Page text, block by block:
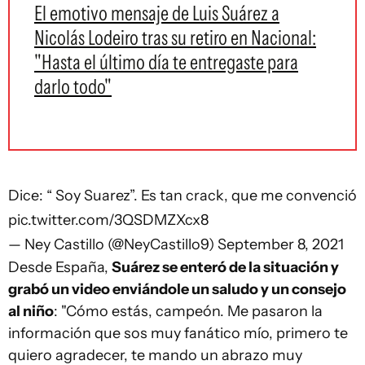
El emotivo mensaje de Luis Suárez a
Nicolás Lodeiro tras su retiro en Nacional:
"Hasta el último día te entregaste para
darlo todo"
Dice: “ Soy Suarez”. Es tan crack, que me convenció
pic.twitter.com/3QSDMZXcx8
— Ney Castillo (@NeyCastillo9) September 8, 2021
Desde España, Suárez se enteró de la situación y
grabó un video enviándole un saludo y un consejo
al niño: "Cómo estás, campeón. Me pasaron la
información que sos muy fanático mío, primero te
quiero agradecer, te mando un abrazo muy